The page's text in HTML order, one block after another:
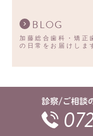
BLOG
加藤総合歯科・矯正
の日常をお届けしま